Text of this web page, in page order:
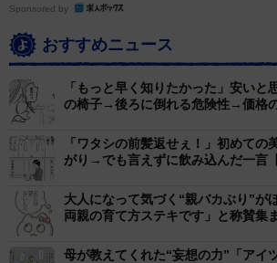
赤ちゃんのときは散髪のたびに大暴れ（べじべじ
それが今では、理容師さんが「じゃあ
ますね～」と声を掛けると、べじ丸は
Sponsored by
おすすめニュース
「もっと早く知りたかった」安いと
の椅子→後ろに倒れる危険性→価格の
「ワタシの前髪返せぇ！」初めての
がり→でも言えずに飲み込んだ一言【
大人になって気づく“親バカぶり”
両親の育て方ステキです」と称賛集
母が教えてくれた“妄想の力”「アイ